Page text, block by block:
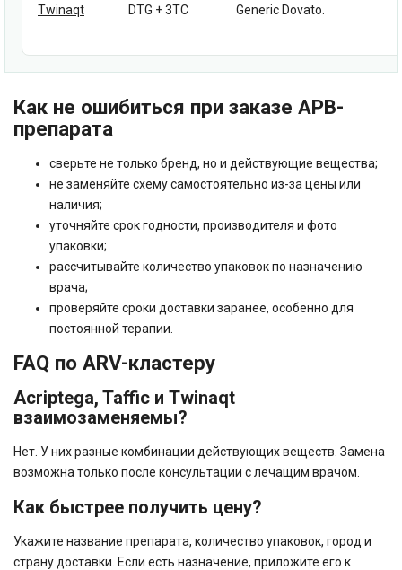
Twinaqt DTG + 3TC Generic Dovato.
Как не ошибиться при заказе АРВ-
препарата
сверьте не только бренд, но и действующие вещества;
не заменяйте схему самостоятельно из-за цены или
наличия;
уточняйте срок годности, производителя и фото
упаковки;
рассчитывайте количество упаковок по назначению
врача;
проверяйте сроки доставки заранее, особенно для
постоянной терапии.
FAQ по ARV-кластеру
Acriptega, Taffic и Twinaqt
взаимозаменяемы?
Нет. У них разные комбинации действующих веществ. Замена
возможна только после консультации с лечащим врачом.
Как быстрее получить цену?
Укажите название препарата, количество упаковок, город и
страну доставки. Если есть назначение, приложите его к